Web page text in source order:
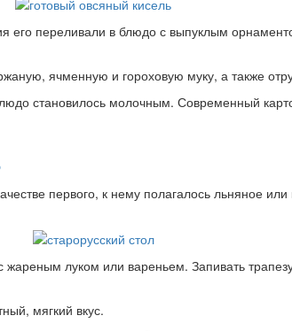
его переливали в блюдо с выпуклым
ячменную и гороховую муку, а также
становилось молочным. Современный
первого, к нему полагалось льняное
луком или вареньем. Запивать
мягкий вкус.